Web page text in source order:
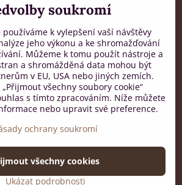
soukromíZásady ochrany soukromí
soukromí
používáme k vylepšení vaší návštěvy
jeho výkonu a ke shromažďování
Můžeme k tomu použít nástroje a
a shromážděná data mohou být
v EU, USA nebo jiných zemích.
všechny soubory cookie“
s tímto zpracováním. Níže můžete
nebo upravit své preference.
ochrany soukromí
Ukázat podrobnosti
všechny cookies